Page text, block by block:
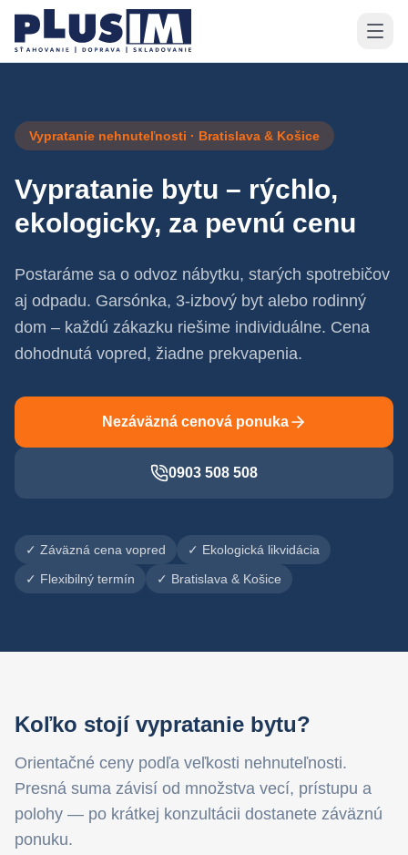
Vypratanie nehnuteľnosti · Bratislava & Košice
Vypratanie bytu – rýchlo,
ekologicky, za pevnú cenu
Postaráme sa o odvoz nábytku, starých spotrebičov
aj odpadu. Garsónka, 3-izbový byt alebo rodinný
dom – každú zákazku riešime individuálne. Cena
dohodnutá vopred, žiadne prekvapenia.
Nezáväzná cenová ponuka
0903 508 508
✓ Záväzná cena vopred
✓ Ekologická likvidácia
✓ Flexibilný termín
✓ Bratislava & Košice
Koľko stojí vypratanie bytu?
Orientačné ceny podľa veľkosti nehnuteľnosti.
Presná suma závisí od množstva vecí, prístupu a
polohy — po krátkej konzultácii dostanete záväznú
ponuku.